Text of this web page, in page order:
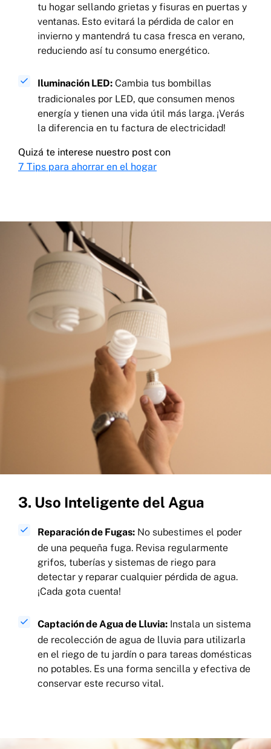
tu hogar sellando grietas y fisuras en puertas y
ventanas. Esto evitará la pérdida de calor en
invierno y mantendrá tu casa fresca en verano,
reduciendo así tu consumo energético.
Iluminación LED: Cambia tus bombillas
tradicionales por LED, que consumen menos
energía y tienen una vida útil más larga. ¡Verás
la diferencia en tu factura de electricidad!
Quizá te interese nuestro post con
7 Tips para ahorrar en el hogar
3. Uso Inteligente del Agua
Reparación de Fugas: No subestimes el poder
de una pequeña fuga. Revisa regularmente
grifos, tuberías y sistemas de riego para
detectar y reparar cualquier pérdida de agua.
¡Cada gota cuenta!
Captación de Agua de Lluvia: Instala un sistema
de recolección de agua de lluvia para utilizarla
en el riego de tu jardín o para tareas domésticas
no potables. Es una forma sencilla y efectiva de
conservar este recurso vital.